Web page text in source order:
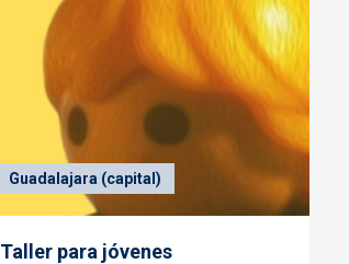
Guadalajara (capital)
Taller para jóvenes